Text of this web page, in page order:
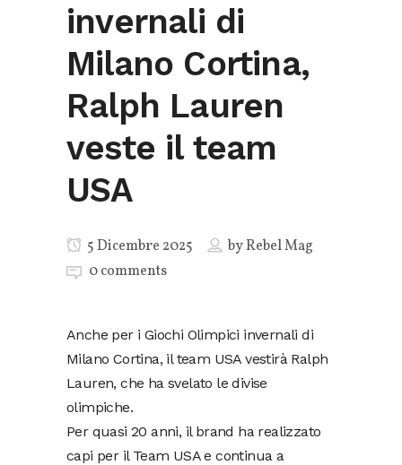
invernali di
Milano Cortina,
Ralph Lauren
veste il team
USA
5 Dicembre 2025 byRebel Mag
0 comments
Anche per i Giochi Olimpici invernali di
Milano Cortina, il team USA vestirà Ralph
Lauren, che ha svelato le divise
olimpiche.
Per quasi 20 anni, il brand ha realizzato
capi per il Team USA e continua a